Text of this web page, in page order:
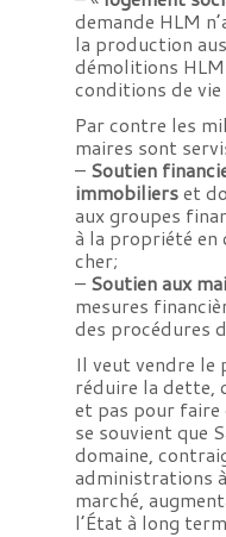
demande HLM
la production
démolitions
conditions de vie
Par contre les
maires sont
– Soutien
immobilierset
aux groupes
à la propriété en
cher;
– Soutien aux
mesures
des procédures
Il veut vendre
réduire la dette,
et pas pour faire
se souvient que
domaine,
administrations
marché,
l’État à long